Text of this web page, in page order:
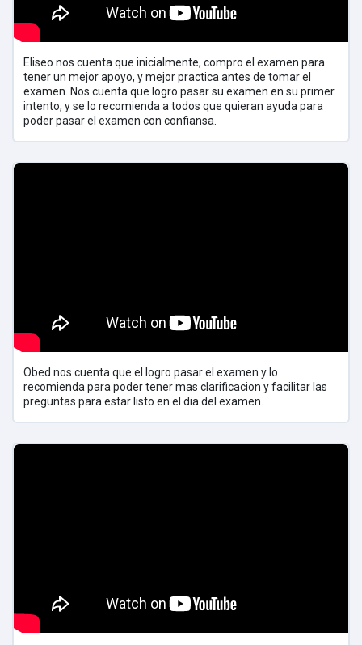
Eliseo nos cuenta que inicialmente, compro el examen para
tener un mejor apoyo, y mejor practica antes de tomar el
examen. Nos cuenta que logro pasar su examen en su primer
intento, y se lo recomienda a todos que quieran ayuda para
poder pasar el examen con confiansa.
Obed nos cuenta que el logro pasar el examen y lo
recomienda para poder tener mas clarificacion y facilitar las
preguntas para estar listo en el dia del examen.